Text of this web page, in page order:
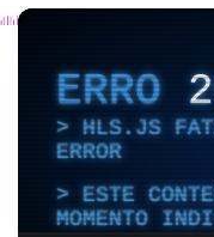
ERRO
HLS.JS
ERROR
ESTE
MOMENTO